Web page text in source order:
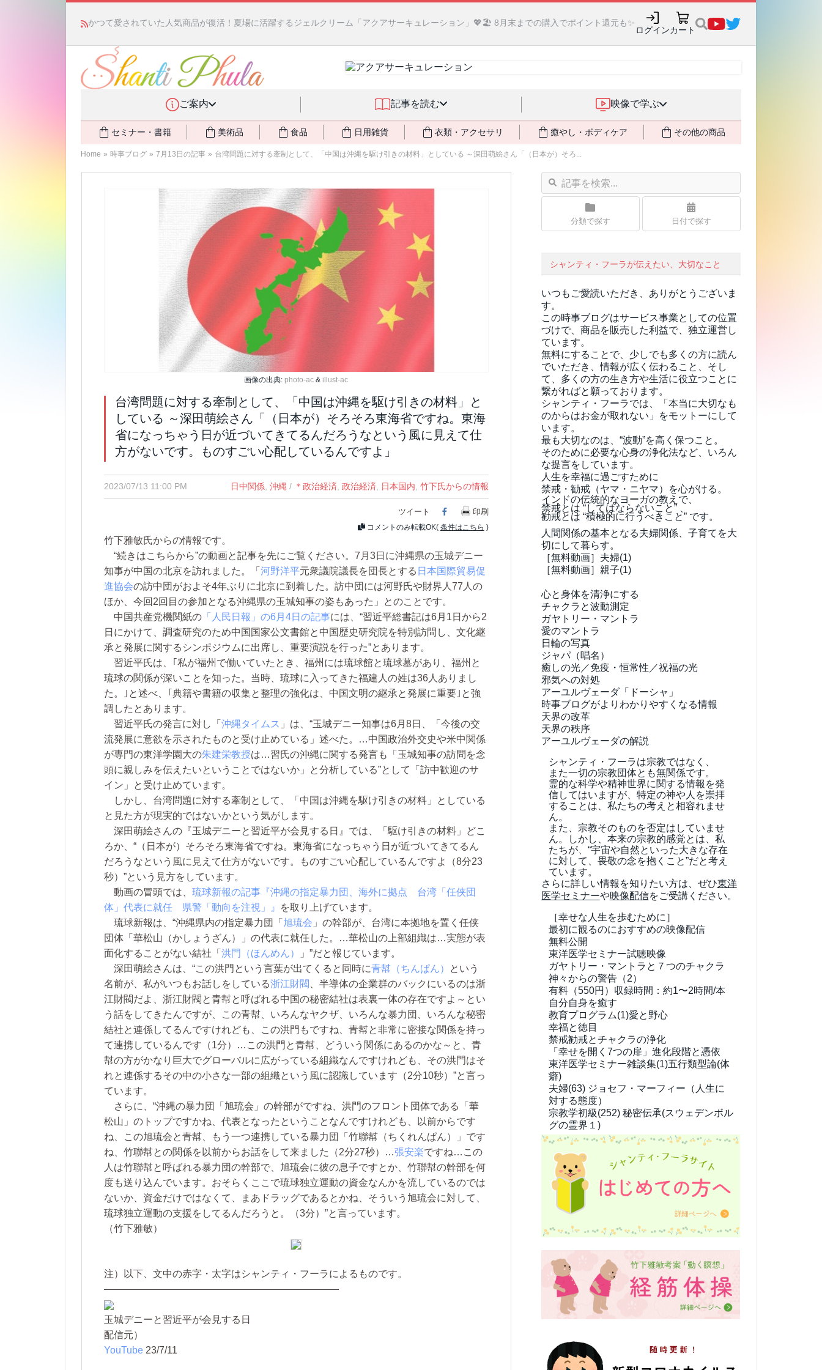
かつて愛されていた人気商品が復活！夏場に活躍するジェルクリーム「アクアサーキュレーション」💖🏖️ 8月末までの購入でポイント還元も✨
ログインカート
ご案内 記事を読む 映像で学ぶ
セミナー・書籍 美術品 食品 日用雑貨 衣類・アクセサリ 癒やし・ボディケア その他の商品
Home » 時事ブログ » 7月13日の記事 » 台湾問題に対する牽制として、「中国は沖縄を駆け引きの材料」としている ～深田萌絵さん「（日本が）そろ...
画像の出典: photo-ac & illust-ac
台湾問題に対する牽制として、「中国は沖縄を駆け引きの材料」と
している ～深田萌絵さん「（日本が）そろそろ東海省ですね。東海
省になっちゃう日が近づいてきてるんだろうなという風に見えて仕
方がないです。ものすごい心配しているんですよ」
2023/07/13 11:00 PM 日中関係, 沖縄 / ＊政治経済 政治経済 日本国内 竹下氏からの情報
ツイート Facebook
印刷
コメントのみ転載OK( 条件はこちら )
竹下雅敏氏からの情報です。
“続きはこちらから”の動画と記事を先にご覧ください。7月3日に沖縄県の玉城デニー
知事が中国の北京を訪れました。「 河野洋平元衆議院議長を団長とする 日本国際貿易促
進協会の訪中団がおよそ4年ぶりに北京に到着した。訪中団には河野氏や財界人77人の
ほか、今回2回目の参加となる沖縄県の玉城知事の姿もあった」とのことです。
中国共産党機関紙の 「人民日報」の6月4日の記事には、“習近平総書記は6月1日から2
日にかけて、調査研究のため中国国家公文書館と中国歴史研究院を特別訪問し、文化継
承と発展に関するシンポジウムに出席し、重要演説を行った”とあります。
習近平氏は、｢私が福州で働いていたとき、福州には琉球館と琉球墓があり、福州と
琉球の関係が深いことを知った。当時、琉球に入ってきた福建人の姓は36人ありまし
た。｣と述べ、｢典籍や書籍の収集と整理の強化は、中国文明の継承と発展に重要｣と強
調したとあります。
習近平氏の発言に対し「 沖縄タイムス 」は、“玉城デニー知事は6月8日、「今後の交
流発展に意欲を示されたものと受け止めている」述べた。…中国政治外交史や米中関係
が専門の東洋学園大の朱建栄教授は…習氏の沖縄に関する発言も「玉城知事の訪問を念
頭に親しみを伝えたいということではないか」と分析している”として「訪中歓迎のサ
イン」と受け止めています。
しかし、台湾問題に対する牽制として、「中国は沖縄を駆け引きの材料」としている
と見た方が現実的ではないかという気がします。
深田萌絵さんの『玉城デニーと習近平が会見する日』では、「駆け引きの材料」どこ
ろか、“（日本が）そろそろ東海省ですね。東海省になっちゃう日が近づいてきてるん
だろうなという風に見えて仕方がないです。ものすごい心配しているんですよ（8分23
秒）”という見方をしています。
動画の冒頭では、 琉球新報の記事『沖縄の指定暴力団、海外に拠点 台湾「任侠団
体」代表に就任 県警「動向を注視」』
を取り上げています。
琉球新報は、“沖縄県内の指定暴力団「 旭琉会 」の幹部が、台湾に本拠地を置く任侠
団体「華松山（かしょうざん）」の代表に就任した。…華松山の上部組織は…実態が表
面化することがない結社「 洪門（ほんめん）
」”だと報じています。
深田萌絵さんは、“この洪門という言葉が出てくると同時に青幇（ちんぱん）
という
名前が、私がいつもお話しをしている浙江財閥
、半導体の企業群のバックにいるのは浙
江財閥だよ、浙江財閥と青幇と呼ばれる中国の秘密結社は表裏一体の存在ですよ～とい
う話をしてきたんですが、この青幇、いろんなヤクザ、いろんな暴力団、いろんな秘密
結社と連係してるんですけれども、この洪門もですね、青幇と非常に密接な関係を持っ
て連携しているんです（1分）…この洪門と青幇、どういう関係にあるのかな～と、青
幇の方がかなり巨大でグローバルに広がっている組織なんですけれども、その洪門はそ
れと連係するその中の小さな一部の組織という風に認識しています（2分10秒）”と言っ
ています。
さらに、“沖縄の暴力団「旭琉会」の幹部がですね、洪門のフロント団体である「華
松山」のトップですかね、代表となったということなんですけれども、以前からです
ね、この旭琉会と青幇、もう一つ連携している暴力団「竹聯幇（ちくれんぱん）」です
ね、竹聯幇との関係を以前からお話をして来ました（2分27秒）…張安楽ですね…この
人は竹聯幇と呼ばれる暴力団の幹部で、旭琉会に彼の息子ですとか、竹聯幇の幹部を何
度も送り込んでいます。おそらくここで琉球独立運動の資金なんかを流しているのでは
ないか、資金だけではなくて、まあドラッグであるとかね、そういう旭琉会に対して、
琉球独立運動の支援をしてるんだろうと。（3分）”と言っています。
（竹下雅敏）
注）以下、文中の赤字・太字はシャンティ・フーラによるものです。
————————————————————————
玉城デニーと習近平が会見する日
配信元）
YouTube 23/7/11
分類で探す 日付で探す
シャンティ・フーラが伝えたい、大切なこと
いつもご愛読いただき、ありがとうございま
す。
この時事ブログはサービス事業としての位置
づけで、商品を販売した利益で、独立運営し
ています。
無料にすることで、少しでも多くの方に読ん
でいただき、情報が広く伝わること、そし
て、 多くの方の生き方や生活に役立つことに
繋がればと願っております。
シャンティ・フーラでは、「本当に大切なも
のからはお金が取れない」をモットーにして
います。
最も大切なのは、“波動”を高く保つこと。
そのために必要な心身の浄化法など、いろん
な提言をしています。
人生を幸福に過ごすために
禁戒・勧戒（ヤマ・ニヤマ）を心がける。
インドの伝統的なヨーガの教えで、
禁戒とは “してはならないこと” 、
勧戒とは “積極的に行うべきこと” です。
人間関係の基本となる夫婦関係、子育てを大
切にして暮らす。
［無料動画］夫婦(1)
［無料動画］親子(1)
心と身体を清浄にする
チャクラと波動測定
ガヤトリー・マントラ
愛のマントラ
日輪の写真
ジャパ（唱名）
癒しの光／免疫・恒常性／祝福の光
邪気への対処
アーユルヴェーダ「ドーシャ」
時事ブログがよりわかりやすくなる情報
天界の改革
天界の秩序
アーユルヴェーダの解説
シャンティ・フーラは宗教ではなく、
また一切の宗教団体とも無関係です。
霊的な科学や精神世界に関する情報を発
信してはいますが、特定の神や人を崇拝
することは、私たちの考えと相容れませ
ん。
また、宗教そのものを否定はしていませ
ん。しかし、本来の宗教的感覚とは、私
たちが、“宇宙や自然といった大きな存在
に対して、畏敬の念を抱くこと”だと考え
ています。
さらに詳しい情報を知りたい方は、ぜひ東洋
医学セミナーや映像配信をご受講ください。
［幸せな人生を歩むために］
最初に観るのにおすすめの映像配信
無料公開
東洋医学セミナー試聴映像
ガヤトリー・マントラと７つのチャクラ
神々からの警告（2）
有料（550円） 収録時間：約1〜2時間/本
自分自身を癒す
教育プログラム(1)愛と野心
幸福と徳目
禁戒勧戒とチャクラの浄化
「幸せを開く7つの扉」進化段階と憑依
東洋医学セミナー雑談集(1)五行類型論(体
癖)
夫婦(63) ジョセフ・マーフィー（人生に
対する態度）
宗教学初級(252) 秘密伝承(スウェデンボル
グの霊界１)